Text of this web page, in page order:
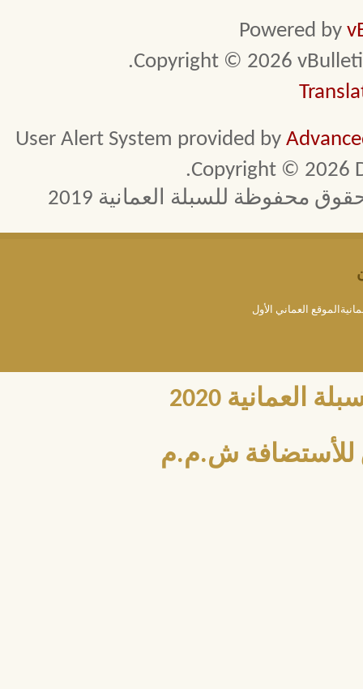
Powered by
Copyright © 2026
User Alert System provided by
Copyright © 2026
محفوظة للسبلة العمانية 2019
العماني الأول
2020
للأستضافة ش.م.م